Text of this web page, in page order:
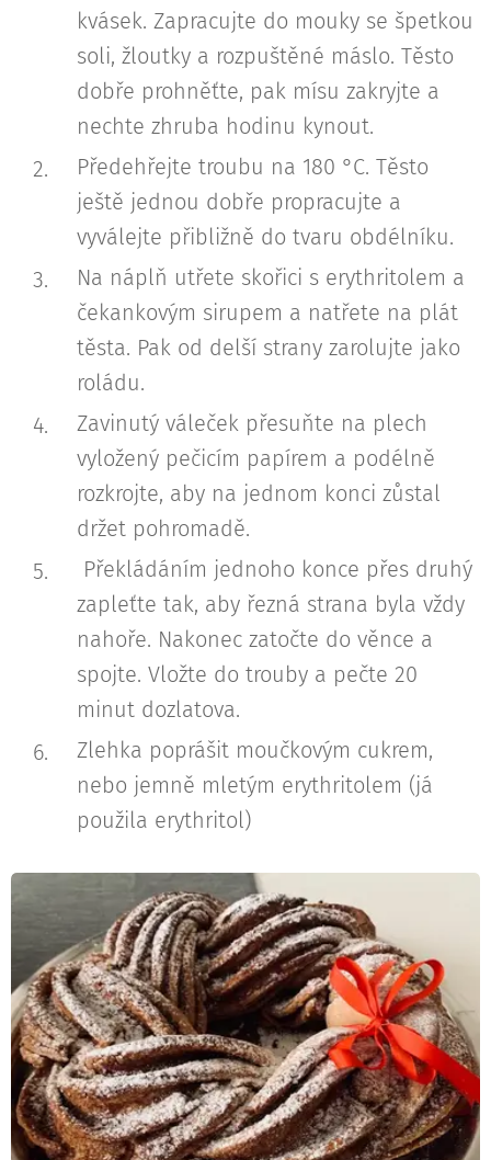
kvásek. Zapracujte do mouky se špetkou
soli, žloutky a rozpuštěné máslo. Těsto
dobře prohněťte, pak mísu zakryjte a
nechte zhruba hodinu kynout.
Předehřejte troubu na 180 °C. Těsto
ještě jednou dobře propracujte a
vyválejte přibližně do tvaru obdélníku.
Na náplň utřete skořici s erythritolem a
čekankovým sirupem a natřete na plát
těsta. Pak od delší strany zarolujte jako
roládu.
Zavinutý váleček přesuňte na plech
vyložený pečicím papírem a podélně
rozkrojte, aby na jednom konci zůstal
držet pohromadě.
Překládáním jednoho konce přes druhý
zapleťte tak, aby řezná strana byla vždy
nahoře. Nakonec zatočte do věnce a
spojte. Vložte do trouby a pečte 20
minut dozlatova.
Zlehka poprášit moučkovým cukrem,
nebo jemně mletým erythritolem (já
použila erythritol)